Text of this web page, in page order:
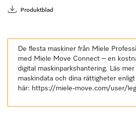
Produktblad
De flesta maskiner från Miele
med Miele Move Connect – en
digital maskinparkshantering. Läs
maskindata och dina rättigheter
här: https://miele-move.com/user/